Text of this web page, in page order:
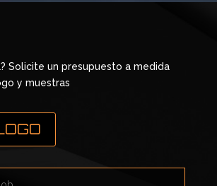
Solicite un presupuesto a medida
y muestras